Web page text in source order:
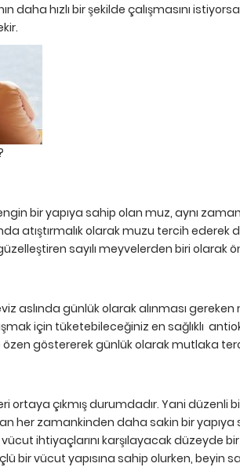
daha hızlı bir şekilde çalışmasını
bir yapıya sahip olan muz, aynı
atıştırmalık olarak muzu tercih ederek
sayılı meyvelerden biri olarak
aslında günlük olarak alınması
için tüketebileceğiniz en sağlıklı
özen göstererek günlük olarak mutlaka
çıkmış durumdadır. Yani düzenli
her zamankinden daha sakin bir yapıya
ihtiyaçlarını karşılayacak düzeyde
bir vücut yapısına sahip olurken, beyin